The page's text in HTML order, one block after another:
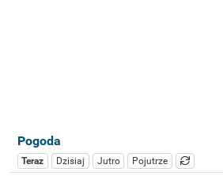
Pogoda
Teraz Dzisiaj Jutro Pojutrze